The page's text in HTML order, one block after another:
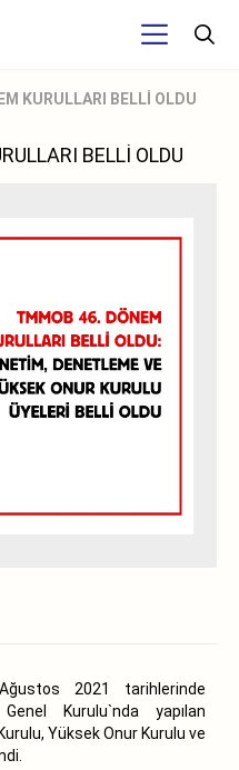
KURULLARI BELLİ OLDU
BELLİ OLDU
2021 tarihlerinde
Kurulu`nda yapılan
Yüksek Onur Kurulu ve